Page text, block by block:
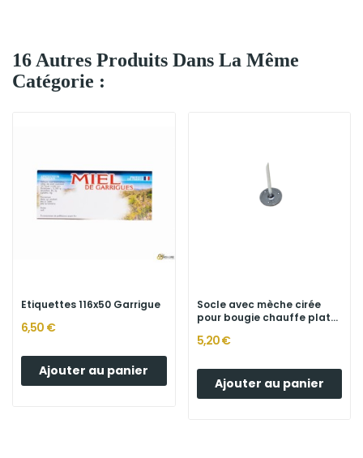
16 Autres Produits Dans La Même
Catégorie :
Etiquettes 116x50 Garrigue
6,50 €
Ajouter au panier
Socle avec mèche cirée
pour bougie chauffe plat...
5,20 €
Ajouter au panier